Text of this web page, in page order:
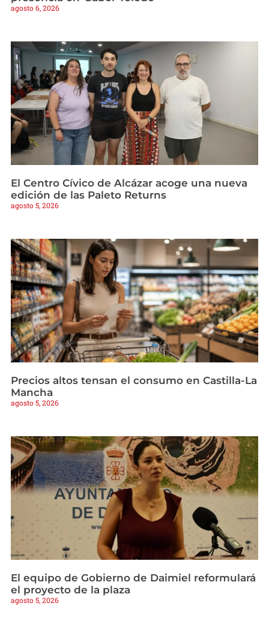
agosto 6, 2026
El Centro Cívico de Alcázar acoge una nueva
edición de las Paleto Returns
agosto 5, 2026
Precios altos tensan el consumo en Castilla-La
Mancha
agosto 5, 2026
El equipo de Gobierno de Daimiel reformulará
el proyecto de la plaza
agosto 5, 2026